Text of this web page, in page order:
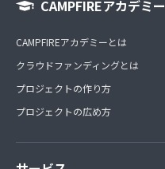
CAMPFIREアカデミー
CAMPFIREアカデミーとは
クラウドファンディングとは
プロジェクトの作り方
プロジェクトの広め方